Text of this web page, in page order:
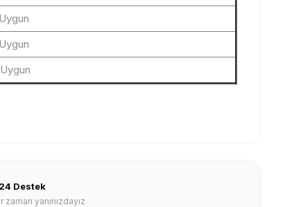
Destek
zaman yanınızdayız